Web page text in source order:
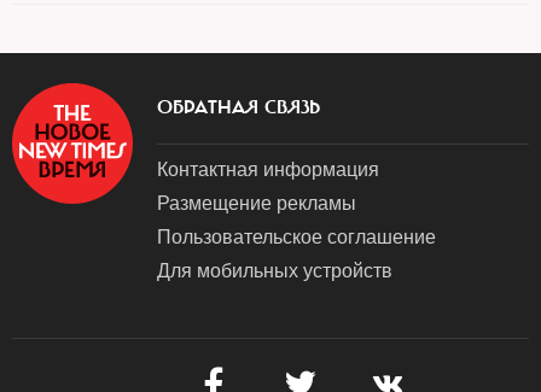
ОБРАТНАЯ СВЯЗЬ
Контактная информация
Размещение рекламы
Пользовательское соглашение
Для мобильных устройств